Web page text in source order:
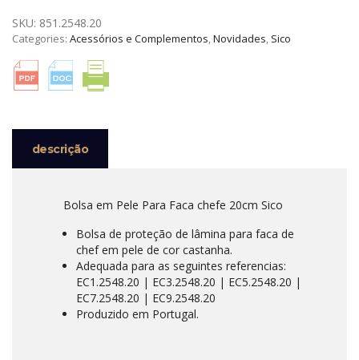
PELE
PARA
CHEFE
20
SKU: 851.2548.20
Categories: Acessórios e Complementos,Novidades, Sico
descrição
Bolsa em Pele Para Faca chefe 20cm Sico
Bolsa de proteção de lâmina para faca de
chef em pele de cor castanha.
Adequada para as seguintes referencias:
EC1.2548.20 | EC3.2548.20 | EC5.2548.20 |
EC7.2548.20 | EC9.2548.20
Produzido em Portugal.